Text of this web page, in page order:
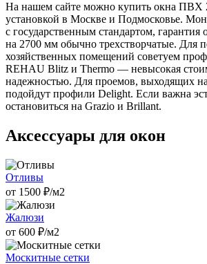
На нашем сайте можно купить окна ПВХ
установкой в Москве и Подмосковье.
с государственным стандартом, гарантия
на 2700 мм обычно трехстворчатые. Для
хозяйственных помещений советуем
REHAU Blitz и Thermo — невысокая
надежностью. Для проемов, выходящих
подойдут профили Delight. Если важна
остановиться на Grazio и Brillant.
Аксессуары для окон
Отливы
от 1500 ₽/м2
Жалюзи
от 600 ₽/м2
Москитные сетки